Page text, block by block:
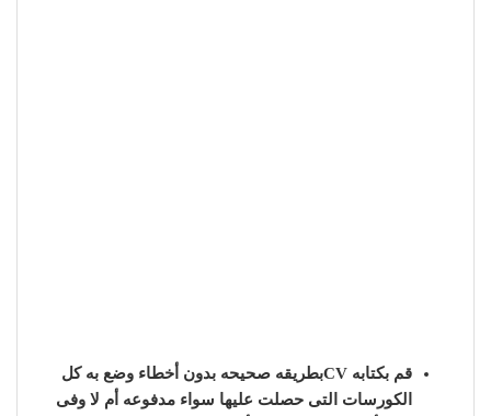
قم بكتابه CVبطريقه صحيحه بدون أخطاء وضع به كل
الكورسات التى حصلت عليها سواء مدفوعه أم لا وفى